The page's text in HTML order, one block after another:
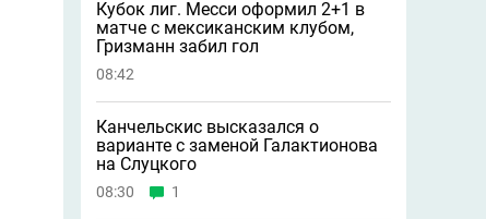
Кубок лиг. Месси оформил 2+1 в
матче с мексиканским клубом,
Гризманн забил гол
08:42
Канчельскис высказался о
варианте с заменой Галактионова
на Слуцкого
08:30 1